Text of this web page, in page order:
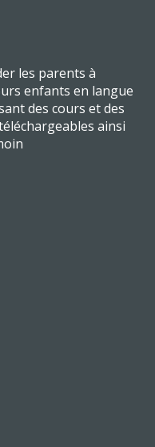
les parents à
enfants en langue
des cours et des
ainsi